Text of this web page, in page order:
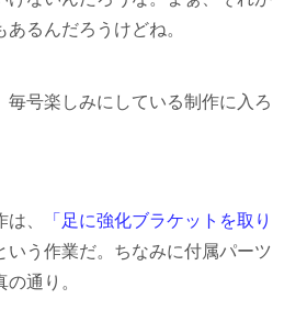
あるんだろうけどね。
毎号楽しみにしている制作に入ろ
、
「足に強化ブラケットを取り
いう作業だ。ちなみに付属パーツ
通り。